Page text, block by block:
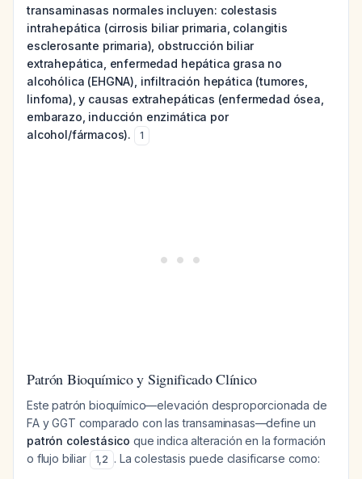
transaminasas normales incluyen: colestasis
intrahepática (cirrosis biliar primaria, colangitis
esclerosante primaria), obstrucción biliar
extrahepática, enfermedad hepática grasa no
alcohólica (EHGNA), infiltración hepática (tumores,
linfoma), y causas extrahepáticas (enfermedad ósea,
embarazo, inducción enzimática por
alcohol/fármacos).
1
Patrón Bioquímico y Significado Clínico
Este patrón bioquímico—elevación desproporcionada de
FA y GGT comparado con las transaminasas—define un
patrón colestásico que indica alteración en la formación
o flujo biliar
1,2 . La colestasis puede clasificarse como: